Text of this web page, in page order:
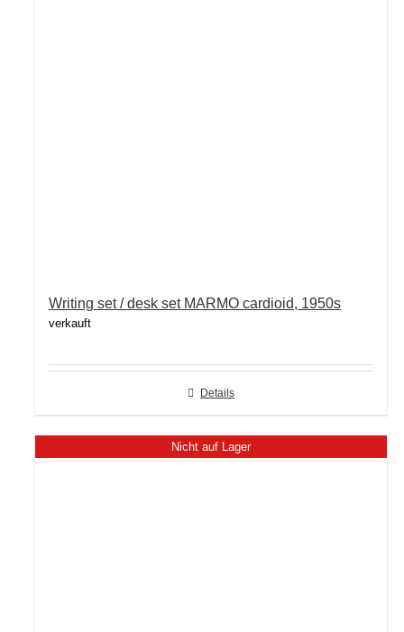
Writing set / desk set MARMO cardioid, 1950s
verkauft
Details
Nicht auf Lager